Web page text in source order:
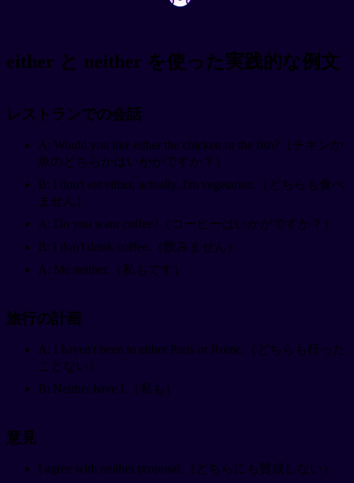
either と neither を使った実践的な例文
レストランでの会話
A: Would you like either the chicken or the fish?（チキンか
魚のどちらかはいかがですか？）
B: I don't eat either, actually. I'm vegetarian.（どちらも食べ
ません）
A: Do you want coffee?（コーヒーはいかがですか？）
B: I don't drink coffee.（飲みません）
A: Me neither.（私もです）
旅行の計画
A: I haven't been to either Paris or Rome.（どちらも行った
ことない）
B: Neither have I.（私も）
意見
I agree with neither proposal.（どちらにも賛成しない）